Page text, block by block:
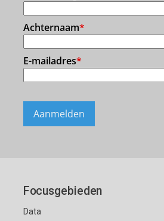
Focusgebieden
Data